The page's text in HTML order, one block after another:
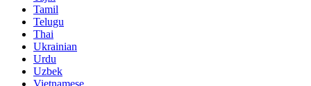
Tamil
Telugu
Thai
Ukrainian
Urdu
Uzbek
Vietnamese